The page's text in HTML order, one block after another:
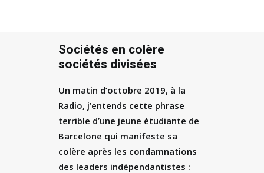
Sociétés en colère
sociétés divisées
Un matin d’octobre 2019, à la
Radio, j’entends cette phrase
terrible d’une jeune étudiante de
Barcelone qui manifeste sa
colère après les condamnations
des leaders indépendantistes :